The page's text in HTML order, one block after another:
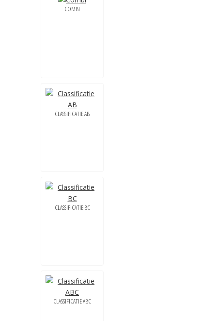
COMBI
CLASSIFICATIE AB
CLASSIFICATIE BC
CLASSIFICATIE ABC